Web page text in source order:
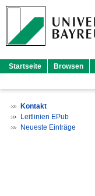
Startseite Browsen
Kontakt
Leitlinien EPub
Neueste Einträge